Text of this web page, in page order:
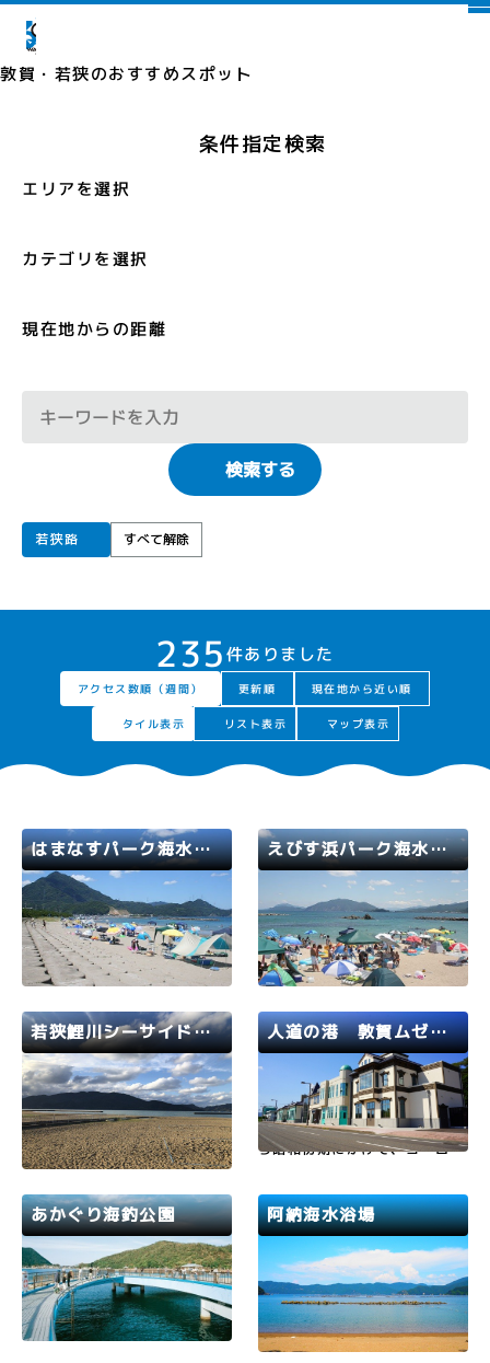
敦賀・若狭のおすすめスポット
条件指定検索
エリアを選択
カテゴリを選択
現在地からの距離
検索する
若狭路 すべて解除
235件ありました
アクセス数順（週間） 更新順 現在地から近い順
タイル表示 リスト表示 マップ表示
はまなすパーク海水浴場
2025年海水浴場開設期間 7月
12日（土）～8月24日（日）
特に波が穏やかで、小さいお子
様連れにも安心の海水浴場で
域でBBQが可能なのも魅力の
ひとつです。また、1,400mに
わたる遊歩道もあります。
若狭路 高浜町
えびす浜パーク海水浴場
2025年海水浴場開設期間 7月
12日（土）～8月24日（日）
広い階段になっているので砂が
少なくて休みやすいビーチで
り、ほどよい広さのビーチなの
で、小さいお子様連れにもおす
すめです。海水浴期間中のみ、
砂浜全域でBBQが可能なのも
魅力のひ…
高浜町
若狭鯉川シーサイドパーク
若狭湾国定公園のほぼ中央に位
置し、舞鶴若狭自動車道小浜西
ICから車で2分の便利な立地で
す。「渚の交番」施設があり休
ーやグループでゆったりと過ご
せます。またビーチバレーも楽
しむことが出来ます。
若狭路 小浜市
人道の港 敦賀ムゼウム
【2020年11月3日リニューア
ルオープン】敦賀港は、明治か
ら昭和初期にかけて、ヨーロッ
ド孤児、1940年代に「命のビ
ザ」を携えたユダヤ難民が上陸
した日本で唯一の港です。資料
館「人道の港敦賀ムゼウム」で
は…
敦賀市
あかぐり海釣公園
塩浜海水浴場の先にあり、釣っ
た魚をその場で調理、バーベキ
ューもできます。美味しくて楽
若狭路 おおい町
阿納海水浴場
水がきれいで、お子様連れも安
心して海水浴が楽しめます。民
宿も海水浴場に接しており、お
泊り客にうってつけです。
若狭路 小浜市